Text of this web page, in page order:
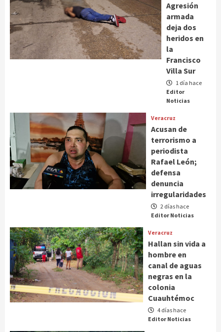
Agresión
armada
deja dos
heridos en
la
Francisco
Villa Sur
1 día hace
Editor
Noticias
Veracruz
Acusan de
terrorismo a
periodista
Rafael León;
defensa
denuncia
irregularidades
2 días hace
Editor Noticias
Veracruz
Hallan sin vida a
hombre en
canal de aguas
negras en la
colonia
Cuauhtémoc
4 días hace
Editor Noticias